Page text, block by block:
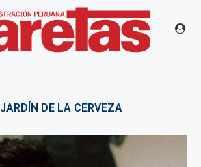
JARDÍN DE LA CERVEZA